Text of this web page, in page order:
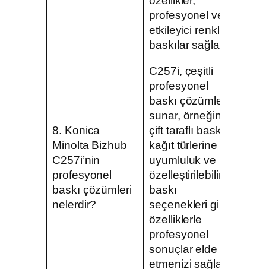
profesyonel ve
etkileyici renkli
baskılar sağlar.
8. Konica
Minolta Bizhub
C257i’nin
profesyonel
baskı çözümleri
nelerdir?
C257i, çeşitli
profesyonel
baskı çözümleri
sunar, örneğin,
çift taraflı baskı,
kağıt türlerine
uyumluluk ve
özelleştirilebilir
baskı
seçenekleri gibi
özelliklerle
profesyonel
sonuçlar elde
etmenizi sağlar.